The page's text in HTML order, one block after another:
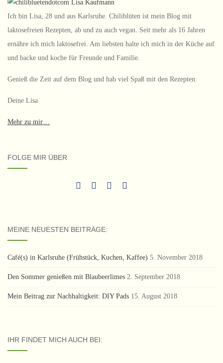
Ich bin Lisa, 28 und aus Karlsruhe. Chiliblüten ist mein Blog mit
laktosefreien Rezepten, ab und zu auch vegan. Seit mehr als 16 Jahren
ernähre ich mich laktosefrei. Am liebsten halte ich mich in der Küche auf
und backe und koche für Freunde und Familie.
Genieß die Zeit auf dem Blog und hab viel Spaß mit den Rezepten.
Deine Lisa
Mehr zu mir…
FOLGE MIR ÜBER
MEINE NEUESTEN BEITRÄGE:
Café(s) in Karlsruhe (Frühstück, Kuchen, Kaffee) 5. November 2018
Den Sommer genießen mit Blaubeerlimes 2. September 2018
Mein Beitrag zur Nachhaltigkeit: DIY Pads 15. August 2018
IHR FINDET MICH AUCH BEI: